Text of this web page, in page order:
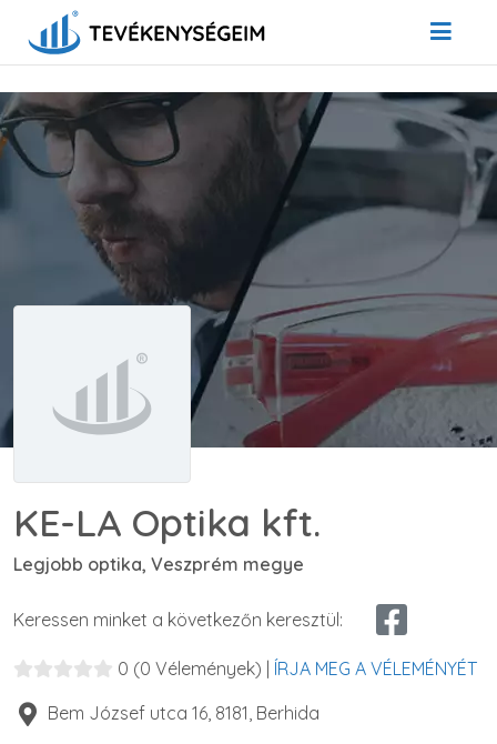
KE-LA Optika kft.
Legjobb optika, Veszprém megye
Keressen minket a következőn keresztül:
0 (0 Vélemények) | ÍRJA MEG A VÉLEMÉNYÉT
Bem József utca 16, 8181 Berhida